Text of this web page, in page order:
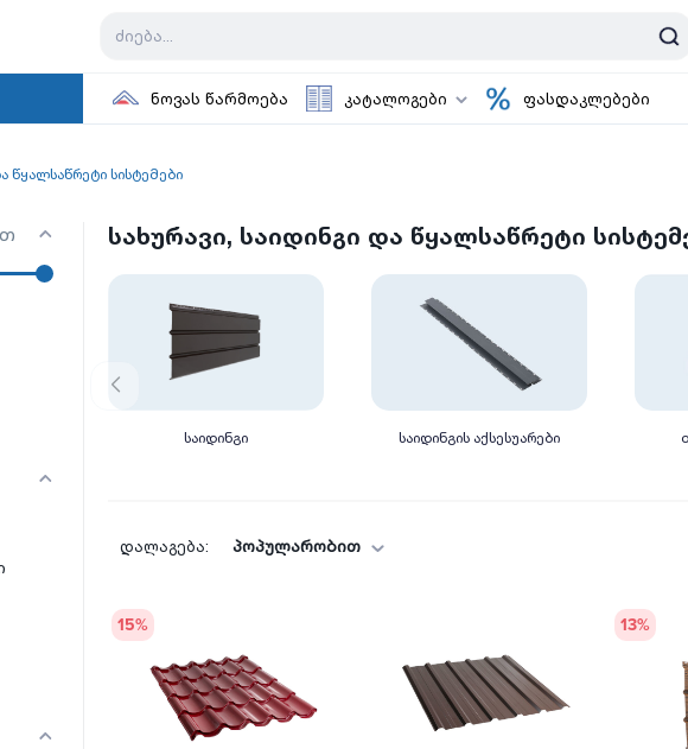
ნოვას წარმოება კატალოგები ფასდაკლებები
წყალსაწრეტი სისტემები
სახურავი, საიდინგი და წყალსაწრეტი
საიდინგი საიდინგის აქსესუარები
დალაგება: პოპულარობით
15% 13%